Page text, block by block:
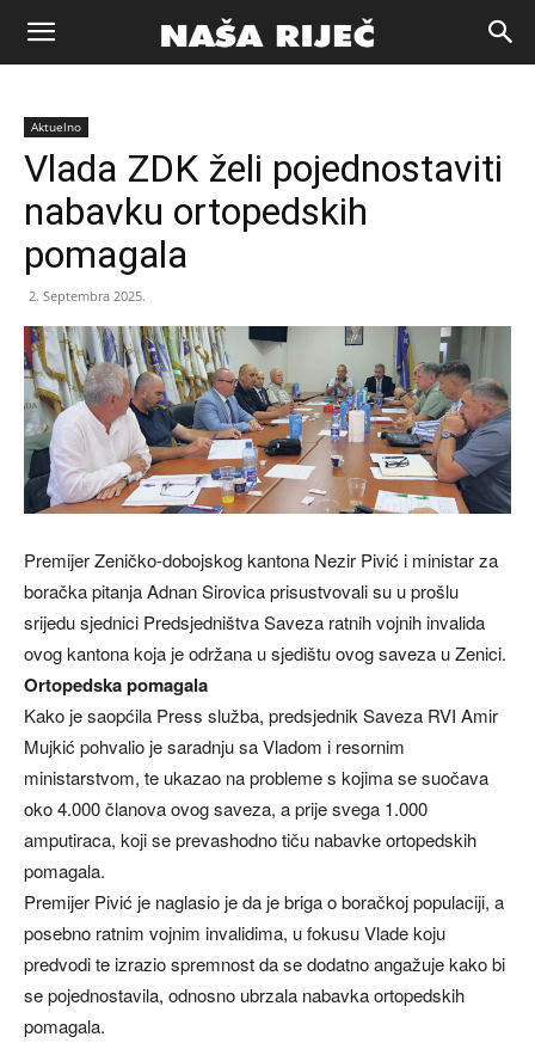
Naša
riječ
Aktuelno
Vlada ZDK želi pojednostaviti
nabavku ortopedskih
pomagala
2. Septembra 2025.
Premijer Zeničko-dobojskog kantona Nezir Pivić i ministar za
boračka pitanja Adnan Sirovica prisustvovali su u prošlu
srijedu sjednici Predsjedništva Saveza ratnih vojnih invalida
ovog kantona koja je održana u sjedištu ovog saveza u Zenici.
Ortopedska pomagala
Kako je saopćila Press služba, predsjednik Saveza RVI Amir
Mujkić pohvalio je saradnju sa Vladom i resornim
ministarstvom, te ukazao na probleme s kojima se suočava
oko 4.000 članova ovog saveza, a prije svega 1.000
amputiraca, koji se prevashodno tiču nabavke ortopedskih
pomagala.
Premijer Pivić je naglasio je da je briga o boračkoj populaciji, a
posebno ratnim vojnim invalidima, u fokusu Vlade koju
predvodi te izrazio spremnost da se dodatno angažuje kako bi
se pojednostavila, odnosno ubrzala nabavka ortopedskih
pomagala.